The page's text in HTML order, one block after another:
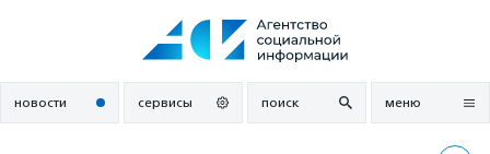
новости сервисы поиск меню